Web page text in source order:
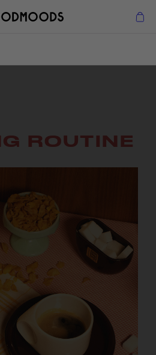
ROUTINE